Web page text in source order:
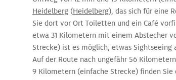
Heidelberg (Heidelberg), das sich für eine
Sie dort vor Ort Toiletten und ein Café
etwa 31 Kilometern mit einem Abstecher
Strecke) ist es möglich, etwas Sightseeing
Auf der Route nach ungefähr 56
9 Kilometern (einfache Strecke) finden Sie